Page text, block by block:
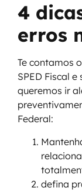
4
erros
Te contamos
SPED Fiscal
queremos ir
Federal:
defina